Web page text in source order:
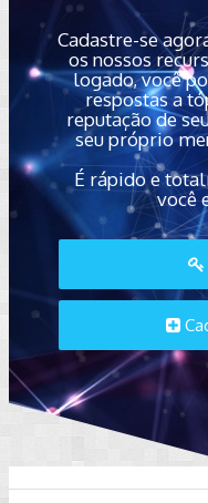
Cadastre-se
os nossos
logado, você
respostas a
reputação de
seu próprio
É rápido e
você